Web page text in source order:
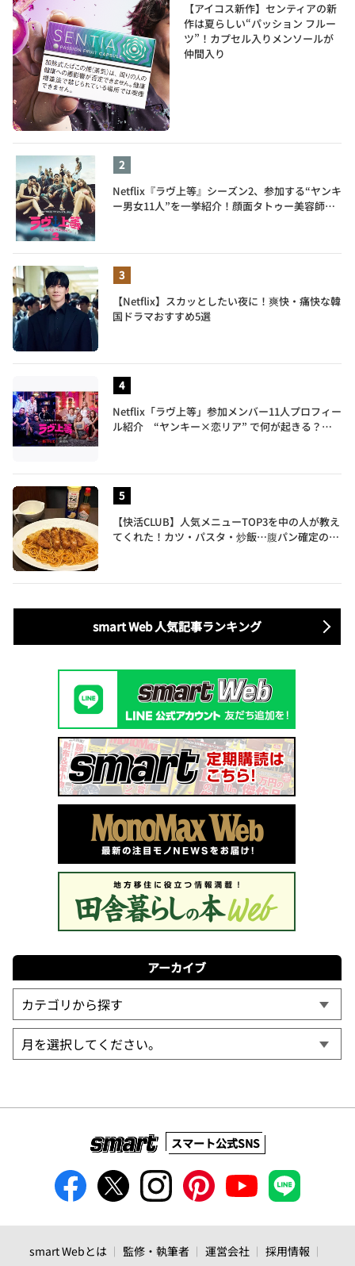
【アイコス新作】センティアの新
作は夏らしい“パッション フルー
ツ”！カプセル入りメンソールが
仲間入り
Netflix『ラヴ上等』シーズン2、参加する“ヤンキ
ー男女11人”を一挙紹介！顔面タトゥー美容師、
【Netflix】スカッとしたい夜に！爽快・痛快な韓
国ドラマおすすめ5選
Netflix「ラヴ上等」参加メンバー11人プロフィー
ル紹介 “ヤンキー×恋リア” で何が起きる？地
【快活CLUB】人気メニューTOP3を中の人が教え
てくれた！カツ・パスタ・炒飯…腹パン確定のガ
smart Web 人気記事ランキング
アーカイブ
スマート公式SNS
smart Webとは 監修・執筆者 運営会社 採用情報